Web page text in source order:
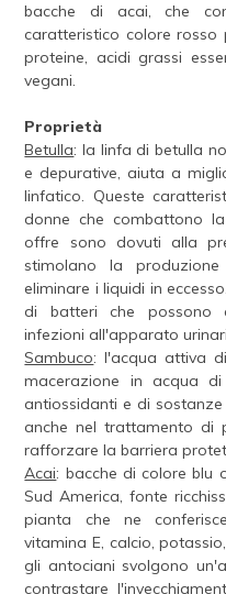
bacche di acai, che
caratteristico colore rosso
proteine, acidi grassi
vegani.
Proprietà
Betulla: la linfa di betulla
e depurative, aiuta a
linfatico. Queste
donne che combattono
offre sono dovuti alla
stimolano la
eliminare i liquidi in
di batteri che possono
infezioni all'apparato
Sambuco: l'acqua attiva
macerazione in acqua
antiossidanti e di
anche nel trattamento di
rafforzare la barriera
Acai: bacche di colore blu
Sud America, fonte
pianta che ne
vitamina E, calcio,
gli antociani svolgono
contrastare